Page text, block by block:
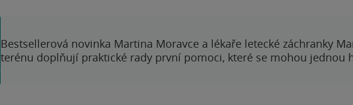
Bestsellerová novinka Martina Moravce a lékaře letecké záchranky
terénu doplňují praktické rady první pomoci, které se mohou jednou